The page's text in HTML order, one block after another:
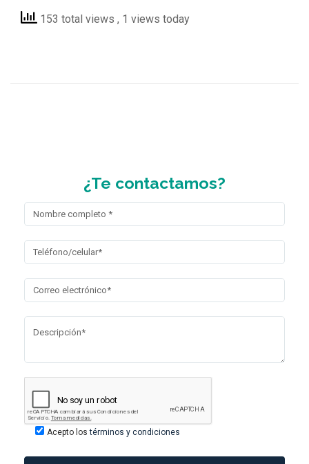
153 total views , 1 views today
¿Te contactamos?
Acepto lostérminos y condiciones